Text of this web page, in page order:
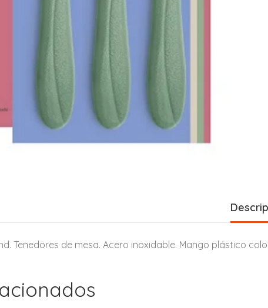
Tenedores de mesa. Acero inoxidable. Mango plástico